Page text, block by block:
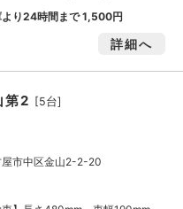
より24時間まで1,500円
詳細へ
第2 [5台]
屋市中区金山2-2-20